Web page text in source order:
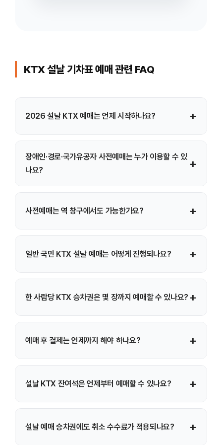
KTX 설날 기차표 예매 관련 FAQ
2026 설날 KTX 예매는 언제 시작하나요? +
사전예매가 먼저 진행되며, 이후 일반 국민 대상 예매가
노선별로 나누어 순차적으로 시작됩니다.
장애인·경로·국가유공자 사전예매는 누가 이용할 수 있
나요?
+
교통지원 대상 국가유공자가 사전예매를 이용할 수 있으며,
사전예매는 역 창구에서도 가능한가요? +
전화예매로만 가능하며, 역 창구에서는 사전예매를 진행하지
일반 국민 KTX 설날 예매는 어떻게 진행되나요? +
날짜마다 오전 7시부터 오후 1시까지 코레일톡과 홈페이지를
한 사람당 KTX 승차권은 몇 장까지 예매할 수 있나요? +
과정에서는 최대 6매까지 구매할 수 있습니다.
예매 후 결제는 언제까지 해야 하나요? +
자동으로 취소되며, 교통약자 사전예매 승차권은 일반
설날 KTX 잔여석은 언제부터 예매할 수 있나요? +
가능하며, 이때는 코레일톡·홈페이지·역 창구에서 상시
설날 예매 승차권에도 취소 수수료가 적용되나요? +